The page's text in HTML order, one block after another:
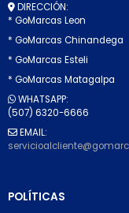
DIRECCIÓN:
* GoMarcas Leon
* GoMarcas Chinandega
* GoMarcas Esteli
* GoMarcas Matagalpa
WHATSAPP:
(507) 6320-6666
EMAIL:
POLÍTICAS